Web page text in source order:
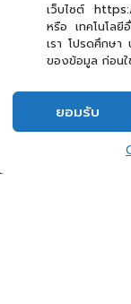
เว็บไซต์
หรือ เทคโนโล
เรา โปรดศึกษา
ของข้อมูล ก่อนใ
ยอมรับ